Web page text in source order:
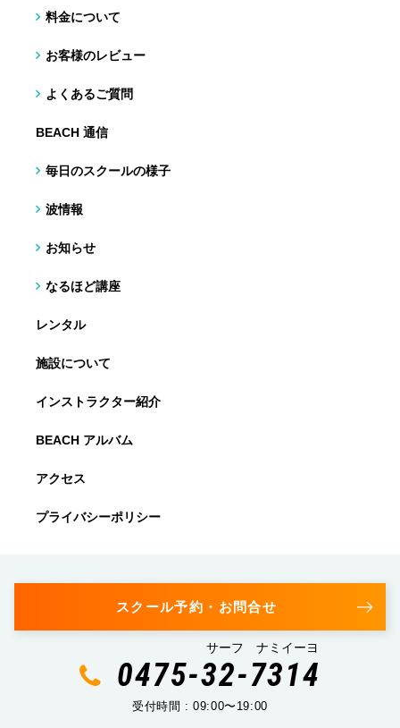
料金について
お客様のレビュー
よくあるご質問
BEACH 通信
毎日のスクールの様子
波情報
お知らせ
なるほど講座
レンタル
施設について
インストラクター紹介
BEACH アルバム
アクセス
プライバシーポリシー
スクール予約・お問合せ
サーフ ナミイーヨ
0475-32-7314
受付時間 : 09:00〜19:00